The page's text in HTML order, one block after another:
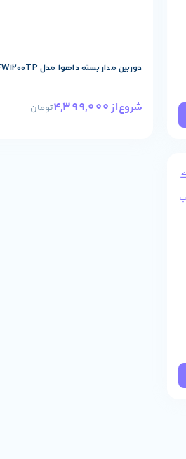
دوربین مدار بسته داهوا مدل HFW1200TP
شروع از4,399,000 تومان